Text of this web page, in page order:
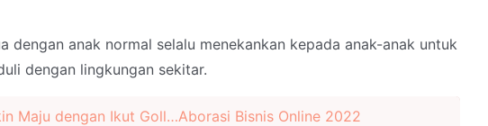
dengan anak normal selalu menekankan kepada anak-anak untuk
dengan lingkungan sekitar.
Maju dengan Ikut Goll…Aborasi Bisnis Online 2022